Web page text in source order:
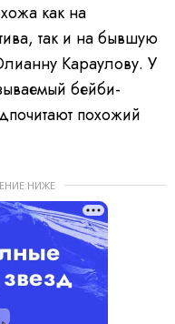
как на
так и на бывшую
Караулову. У
бейби-
похожий
НИЖЕ